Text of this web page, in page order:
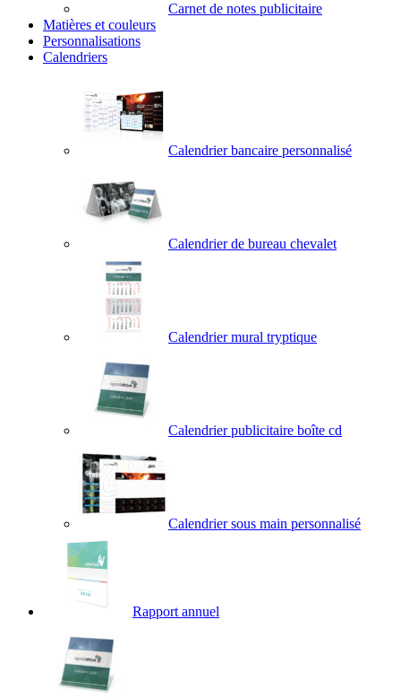
Carnet de notes publicitaire
Matières et couleurs
Personnalisations
Calendriers
Calendrier bancaire personnalisé
Calendrier de bureau chevalet
Calendrier mural tryptique
Calendrier publicitaire boîte cd
Calendrier sous main personnalisé
Rapport annuel